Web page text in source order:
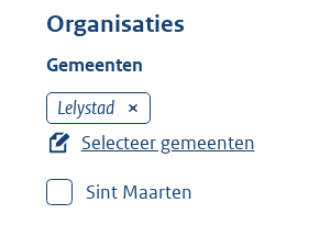
Organisaties
Gemeenten
Lelystad
e
w
Selecteer gemeenten
Sint Maarten